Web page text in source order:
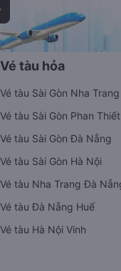
Vé tàu hỏa
Vé tàu Sài Gòn Nha Trang
Vé tàu Sài Gòn Phan Thiết
Vé tàu Sài Gòn Đà Nẵng
Vé tàu Sài Gòn Hà Nội
Vé tàu Nha Trang Đà
Vé tàu Đà Nẵng Huế
Vé tàu Hà Nội Vinh